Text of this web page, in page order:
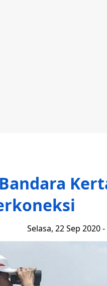
Selasa, 22 Sep 2020